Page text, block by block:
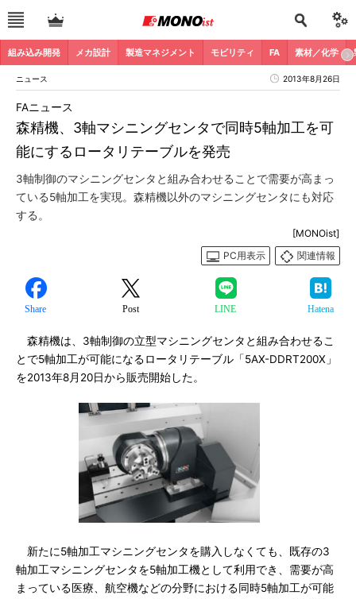
組み込み開発 メカ設計 製造マネジメント モビリティ FA 素材／化学
ニュース 2013年8月26日
森精機、3軸マシニングセンタで同時5軸加工を可
能にするロータリテーブルを発売
FAニュース
3軸制御のマシニングセンタと組み合わせることで需要が高まっ
ている5軸加工を実現。森精機以外のマシニングセンタにも対応
する。
[MONOist]
PC用表示
関連情報
Share Post LINE Hatena
森精機は、3軸制御の立型マシニングセンタと組み合わせるこ
とで5軸加工が可能になるロータリテーブル「5AX-DDRT200X」
を2013年8月20日から販売開始した。
新たに5軸加工マシニングセンタを購入しなくても、既存の3
軸加工マシニングセンタを5軸加工機として利用でき、需要が高
まっている医療、航空機などの分野における同時5軸加工が可能